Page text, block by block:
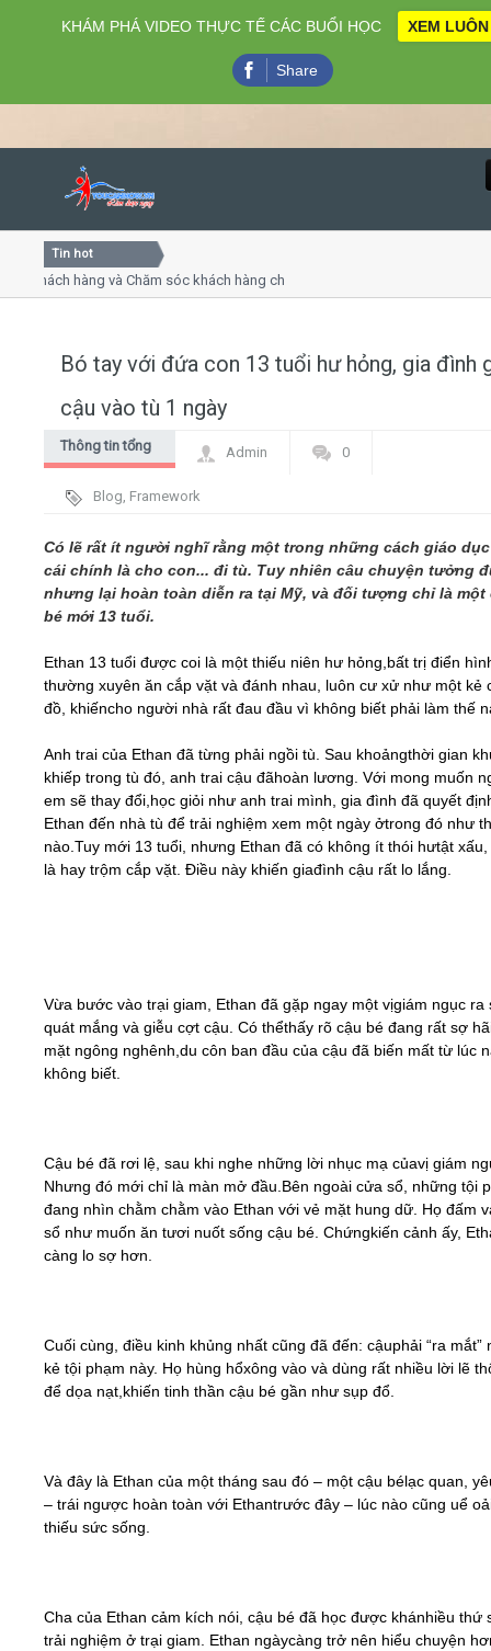
Close
Home
Video
Kiến thức
Liên hệ - Đăng ký
Tìm kiếm
Tin hot
hàng và Chăm sóc khách hàng chuyên nghiệp
Bó tay với đứa con 13 tuổi hư hỏng, gia đình
cậu vào tù 1 ngày
Thông tin tổng
Admin 0
Blog, Framework
Có lẽ rất ít người nghĩ rằng một trong những cách giáo
cái chính là cho con... đi tù. Tuy nhiên câu chuyện tưởng
nhưng lại hoàn toàn diễn ra tại Mỹ, và đối tượng chỉ là một
bé mới 13 tuổi.
Ethan 13 tuổi được coi là một thiếu niên hư hỏng,bất trị điển
thường xuyên ăn cắp vặt và đánh nhau, luôn cư xử như một kẻ
đồ, khiếncho người nhà rất đau đầu vì không biết phải làm thế
Anh trai của Ethan đã từng phải ngồi tù. Sau khoảngthời gian
khiếp trong tù đó, anh trai cậu đãhoàn lương. Với mong muốn
em sẽ thay đổi,học giỏi như anh trai mình, gia đình đã quyết
Ethan đến nhà tù để trải nghiệm xem một ngày ởtrong đó như
nào.Tuy mới 13 tuổi, nhưng Ethan đã có không ít thói hưtật xấu,
là hay trộm cắp vặt. Điều này khiến giađình cậu rất lo lắng.
Vừa bước vào trại giam, Ethan đã gặp ngay một vịgiám ngục ra
quát mắng và giễu cợt cậu. Có thểthấy rõ cậu bé đang rất sợ
mặt ngông nghênh,du côn ban đầu của cậu đã biến mất từ lúc
không biết.
Cậu bé đã rơi lệ, sau khi nghe những lời nhục mạ củavị giám
Nhưng đó mới chỉ là màn mở đầu.Bên ngoài cửa sổ, những tội
đang nhìn chằm chằm vào Ethan với vẻ mặt hung dữ. Họ đấm
sổ như muốn ăn tươi nuốt sống cậu bé. Chứngkiến cảnh ấy,
càng lo sợ hơn.
Cuối cùng, điều kinh khủng nhất cũng đã đến: cậuphải “ra mắt”
kẻ tội phạm này. Họ hùng hổxông vào và dùng rất nhiều lời lẽ
để dọa nạt,khiến tinh thần cậu bé gần như sụp đổ.
Và đây là Ethan của một tháng sau đó – một cậu bélạc quan,
– trái ngược hoàn toàn với Ethantrước đây – lúc nào cũng uể
thiếu sức sống.
Cha của Ethan cảm kích nói, cậu bé đã học được khánhiều thứ
trải nghiệm ở trại giam. Ethan ngàycàng trở nên hiểu chuyện
KHÁM PHÁ VIDEO THỰC TẾ CÁC BUỔI HỌC XEM LUÔN
Share